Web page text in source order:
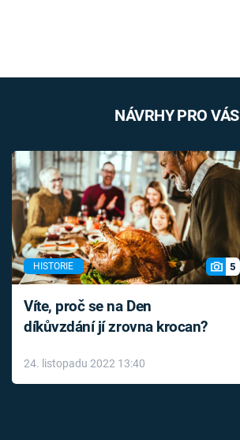
NÁVRHY PRO VÁS
HISTORIE 5
Víte, proč se na Den
díkůvzdání jí zrovna krocan?
24. listopadu 2022 13:40